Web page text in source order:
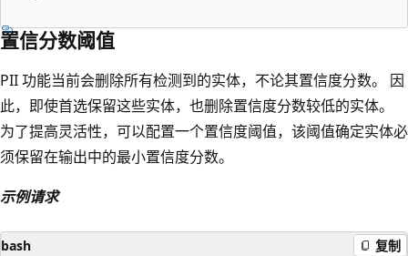
置信分数阈值
PII 功能当前会删除所有检测到的实体，不论其置信度分数。 因
此，即使首选保留这些实体，也删除置信度分数较低的实体。
为了提高灵活性，可以配置一个置信度阈值，该阈值确定实体必
须保留在输出中的最小置信度分数。
示例请求
bash 复制